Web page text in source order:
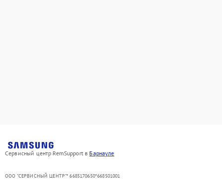
Сервисный центр RemSupport в Барнауле
ООО "СЕРВИСНЫЙ ЦЕНТР"* 6685170650*668501001